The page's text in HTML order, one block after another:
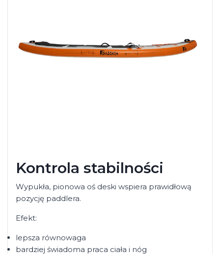
Kontrola stabilności
Wypukła, pionowa oś deski wspiera prawidłową
pozycję paddlera.
Efekt:
lepsza równowaga
bardziej świadoma praca ciała i nóg